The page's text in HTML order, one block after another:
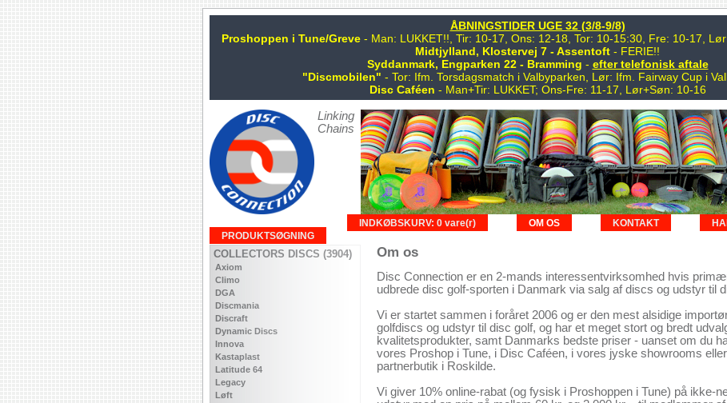
ÅBNINGSTIDER UGE 32 (3/8-9/8)
Proshoppen i Tune/Greve - Man: LUKKET!!, Tir: 10-17, Ons: 12-18, Tor: 10-15:30, Fre: 10-17,
Midtjylland, Klostervej 7 - Assentoft - FERIE!!
Syddanmark, Engparken 22 - Bramming - efter telefonisk aftale
"Discmobilen" - Tor: Ifm. Torsdagsmatch i Valbyparken, Lør: Ifm. Fairway Cup i
Disc Caféen - Man+Tir: LUKKET; Ons-Fre: 11-17, Lør+Søn: 10-16
Linking
Chains
KONTAKT
OM OS
INDKØBSKURV: 0 vare(r)
PRODUKTSØGNING
COLLECTORS DISCS (3904)
Axiom
Climo
DGA
Discmania
Discraft
Dynamic Discs
Innova
Kastaplast
Latitude 64
Legacy
Løft
Om os
Disc Connection er en 2-mands interessentvirksomhed hvis
udbrede disc golf-sporten i Danmark via salg af discs og udstyr til
Vi er startet sammen i foråret 2006 og er den mest alsidige
golfdiscs og udstyr til disc golf, og har et meget stort og bredt
kvalitetsprodukter, samt Danmarks bedste priser - uanset om du
vores Proshop i Tune, i Disc Caféen, i vores jyske showrooms
partnerbutik i Roskilde.
Vi giver 10% online-rabat (og fysisk i Proshoppen i Tune) på ikke-